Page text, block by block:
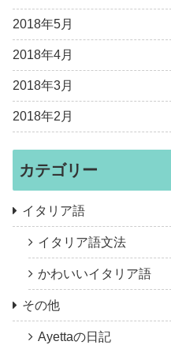
2018年5月
2018年4月
2018年3月
2018年2月
カテゴリー
イタリア語
イタリア語文法
かわいいイタリア語
その他
Ayettaの日記